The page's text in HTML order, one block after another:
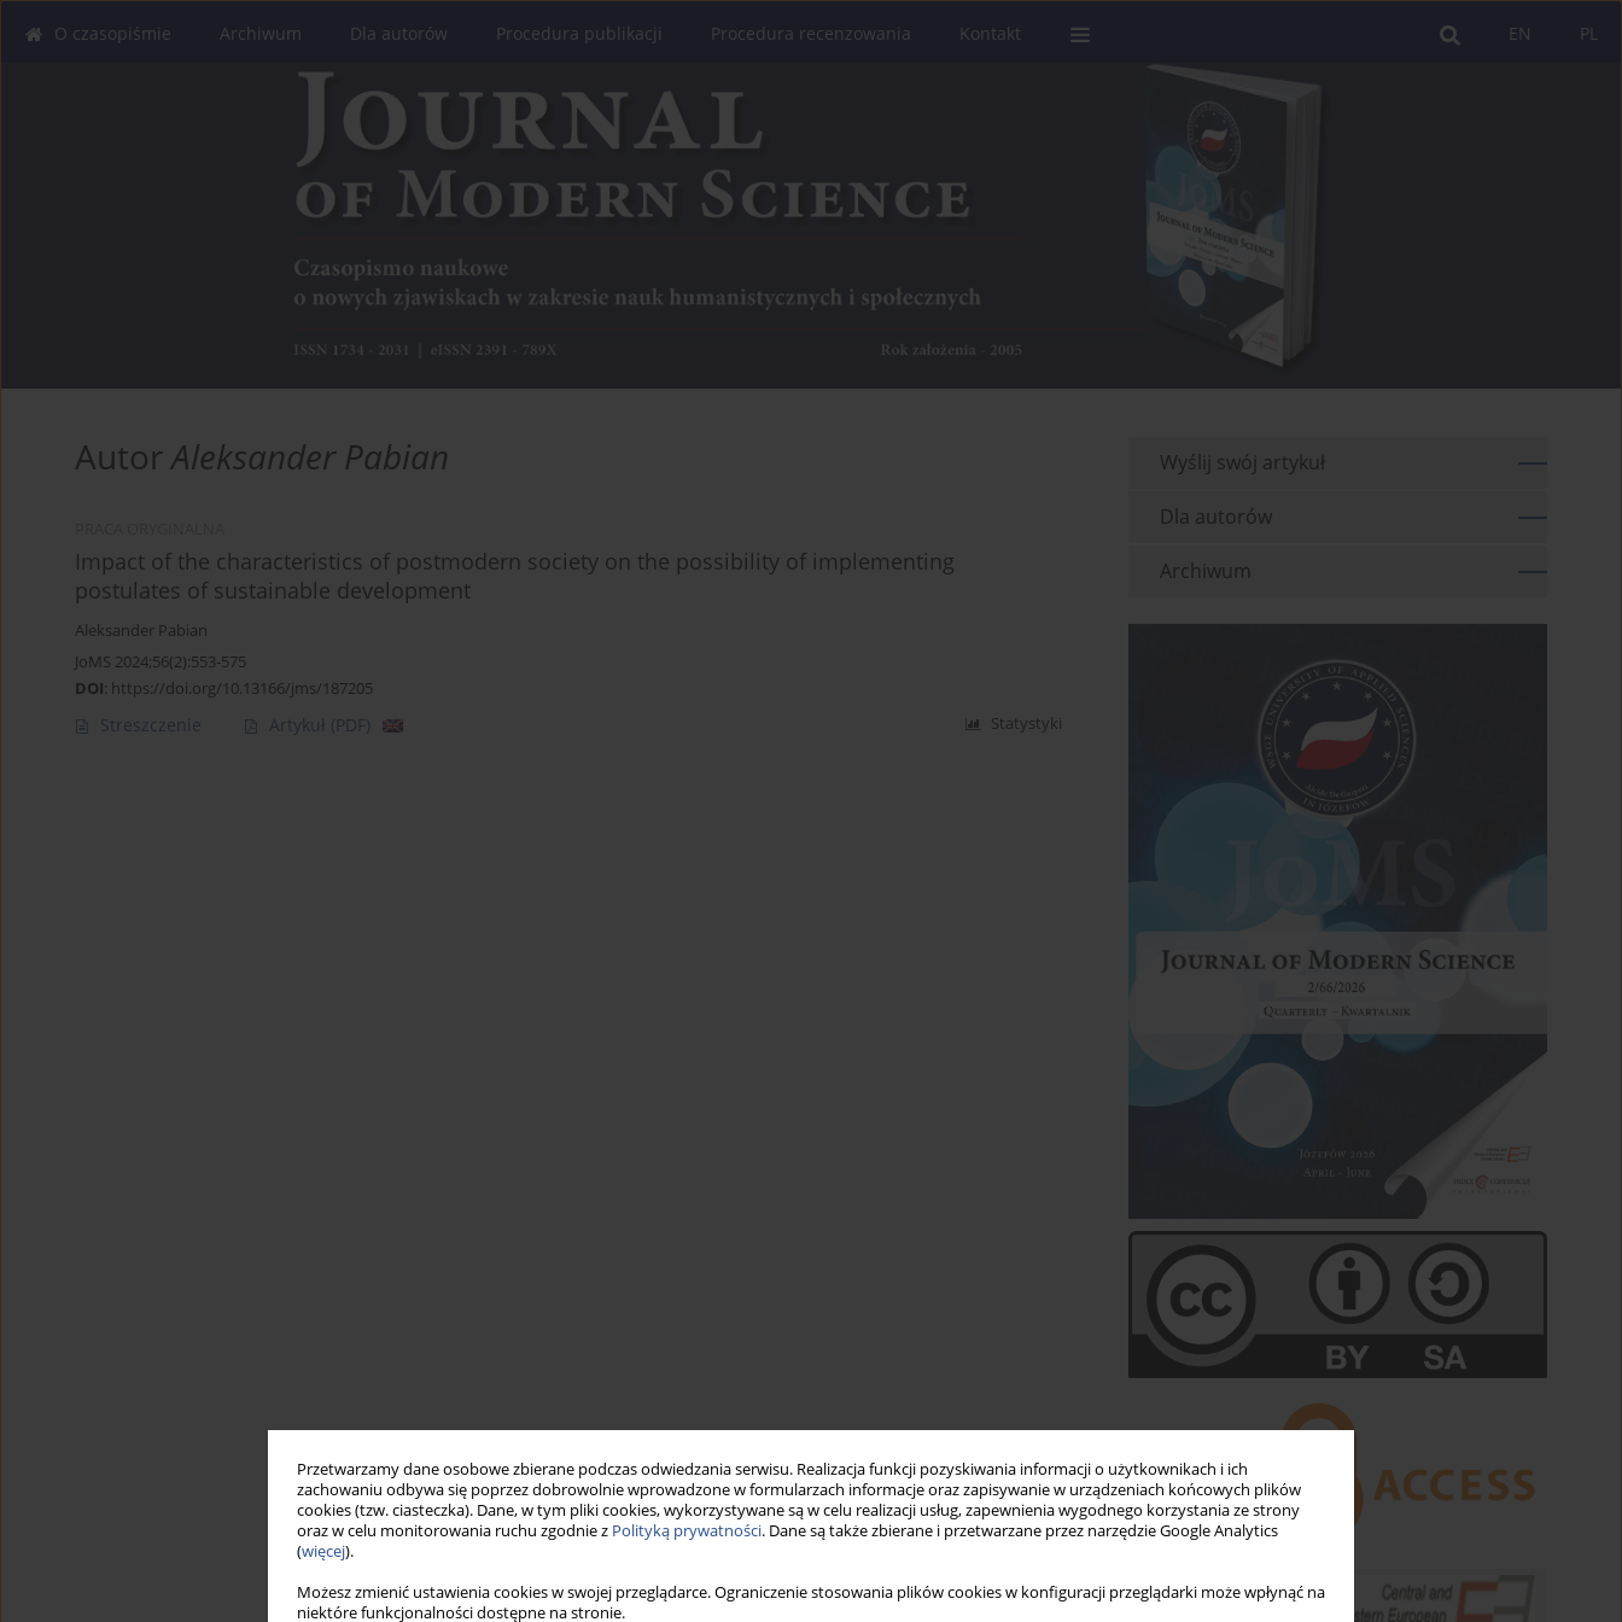
Przetwarzamy dane osobowe zbierane podczas odwiedzania serwisu. Realizacja funkcji pozyskiwania informacji o użytkownikach i ich
zachowaniu odbywa się poprzez dobrowolnie wprowadzone w formularzach informacje oraz zapisywanie w urządzeniach końcowych plików
cookies (tzw. ciasteczka). Dane, w tym pliki cookies, wykorzystywane są w celu realizacji usług, zapewnienia wygodnego korzystania ze strony
oraz w celu monitorowania ruchu zgodnie z Polityką prywatności. Dane są także zbierane i przetwarzane przez narzędzie Google Analytics
(więcej).
Możesz zmienić ustawienia cookies w swojej przeglądarce. Ograniczenie stosowania plików cookies w konfiguracji przeglądarki może wpłynąć na
niektóre funkcjonalności dostępne na stronie.
PL
EN
O czasopiśmie Archiwum Dla autorów Procedura publikacji Procedura recenzowania Kontakt
AutorAleksander Pabian
Impact of the characteristics of postmodern society on the possibility of implementing
postulates of sustainable development
Aleksander Pabian
JoMS 2024;56(2):553-575
DOI: https://doi.org/10.13166/jms/187205
Streszczenie Artykuł (PDF) Statystyki
Wyślij swój artykuł
Dla autorów
Archiwum